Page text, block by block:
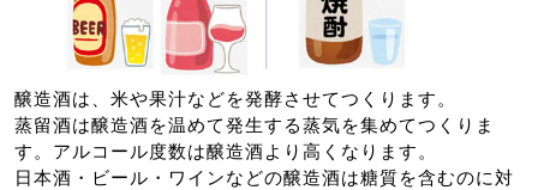
醸造酒は、米や果汁などを発酵させてつくります。
蒸留酒は醸造酒を温めて発生する蒸気を集めてつくりま
す。アルコール度数は醸造酒より高くなります。
日本酒・ビール・ワインなどの醸造酒は糖質を含むのに対